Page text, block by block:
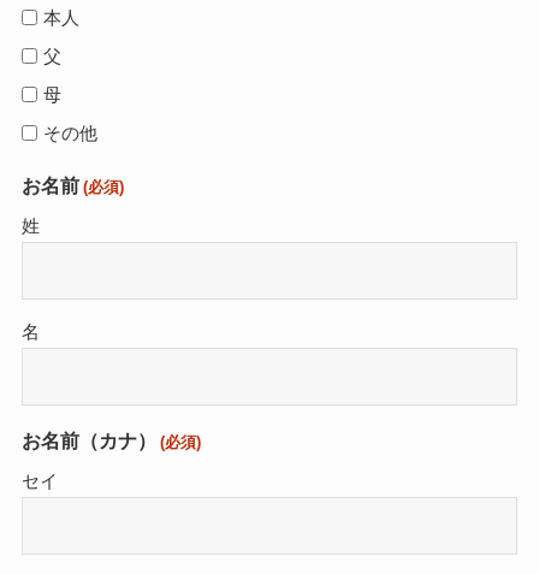
本人
父
母
その他
お名前 (必須)
姓
名
お名前（カナ） (必須)
セイ